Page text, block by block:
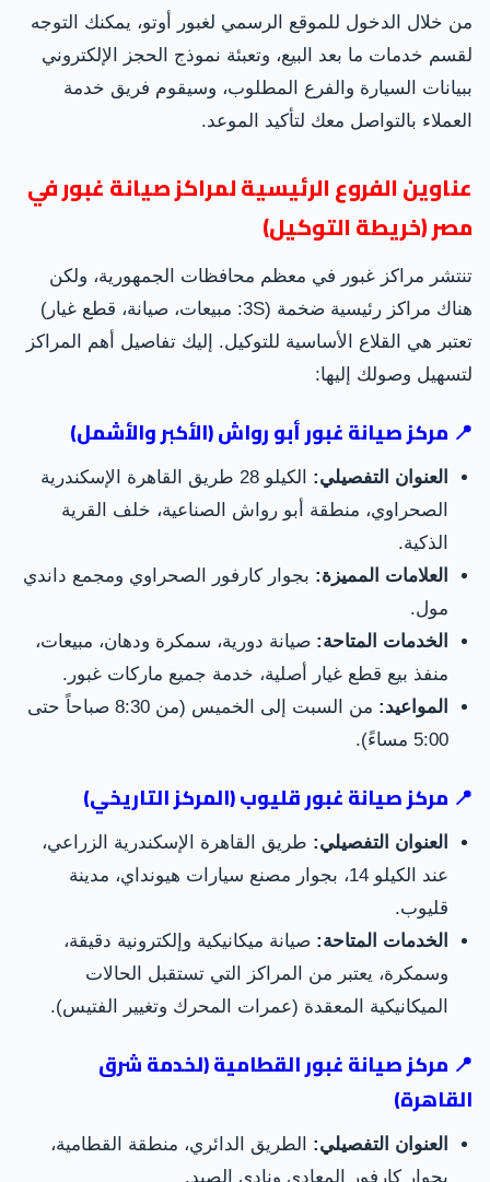
من خلال الدخول للموقع الرسمي لغبور أوتو، يمكنك التوجه
لقسم خدمات ما بعد البيع، وتعبئة نموذج الحجز الإلكتروني
ببيانات السيارة والفرع المطلوب، وسيقوم فريق خدمة
العملاء بالتواصل معك لتأكيد الموعد.
عناوين الفروع الرئيسية لمراكز صيانة غبور في
مصر (خريطة التوكيل)
تنتشر مراكز غبور في معظم محافظات الجمهورية، ولكن
هناك مراكز رئيسية ضخمة (3S: مبيعات، صيانة، قطع غيار)
تعتبر هي القلاع الأساسية للتوكيل. إليك تفاصيل أهم المراكز
لتسهيل وصولك إليها:
📍 مركز صيانة غبور أبو رواش (الأكبر والأشمل)
العنوان التفصيلي:
الكيلو 28 طريق القاهرة الإسكندرية
الصحراوي، منطقة أبو رواش الصناعية، خلف القرية
الذكية.
العلامات المميزة: بجوار كارفور الصحراوي ومجمع داندي
مول.
الخدمات المتاحة: صيانة دورية، سمكرة ودهان، مبيعات،
منفذ بيع قطع غيار أصلية، خدمة جميع ماركات غبور.
المواعيد:
من السبت إلى الخميس (من 8:30 صباحاً حتى
5:00 مساءً).
📍 مركز صيانة غبور قليوب (المركز التاريخي)
العنوان التفصيلي: طريق القاهرة الإسكندرية الزراعي،
عند الكيلو 14، بجوار مصنع سيارات هيونداي، مدينة
قليوب.
الخدمات المتاحة: صيانة ميكانيكية وإلكترونية دقيقة،
وسمكرة، يعتبر من المراكز التي تستقبل الحالات
الميكانيكية المعقدة (عمرات المحرك وتغيير الفتيس).
📍 مركز صيانة غبور القطامية (لخدمة شرق
القاهرة)
العنوان التفصيلي: الطريق الدائري، منطقة القطامية،
بجوار كارفور المعادي ونادي الصيد.